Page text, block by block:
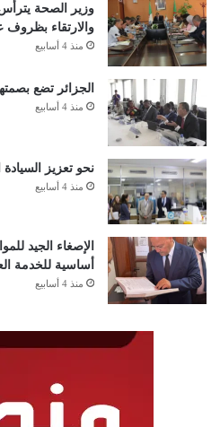
وزير الصحة يترأس
والارتقاء بظروف
منذ 4 أسابيع
الجزائر تضع
منذ 4 أسابيع
نحو تعزيز السيادة
منذ 4 أسابيع
الإصغاء الجيد
أساسية للخدمة
منذ 4 أسابيع